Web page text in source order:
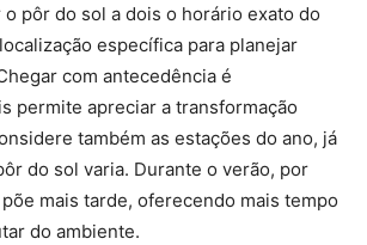
pôr do sol a dois o horário exato do
específica para planejar
com antecedência é
permite apreciar a transformação
também as estações do ano, já
do sol varia. Durante o verão, por
mais tarde, oferecendo mais tempo
do ambiente.